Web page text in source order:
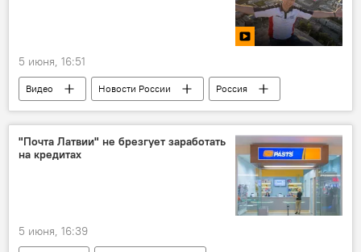
Комиссия по регулированию общественных услуг
5 июня, 16:51
Видео Новости России
Россия
Екатеринбург
блогер
журналист
Алексей Стефанов
Мультимедиа
"Почта Латвии" не брезгует заработать
на кредитах
5 июня, 16:39